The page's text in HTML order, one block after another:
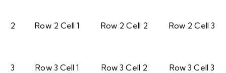
2 Row 2 Cell 1 Row 2 Cell 2 Row 2 Cell 3
3 Row 3 Cell 1 Row 3 Cell 2 Row 3 Cell 3